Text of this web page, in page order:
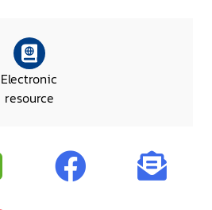
Electronic
resource